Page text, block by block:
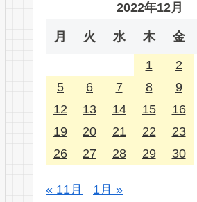
2022年12月
月 火 水 木 金
1 2
5
6 7 8 9
12
13 14 15 16
19
20 21 22 23
26
27 28 29 30
« 11月 1月 »